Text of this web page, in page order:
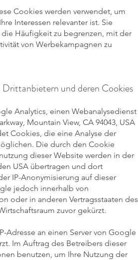
Cookies werden verwendet, um
Interessen relevanter ist. Sie
Häufigkeit zu begrenzen, mit der
von Werbekampagnen zu
und deren Cookies
Analytics, einen Webanalysedienst
Mountain View, CA 94043, USA
Cookies, die eine Analyse der
Die durch den Cookie
dieser Website werden in der
USA übertragen und dort
IP-Anonymisierung auf dieser
jedoch innerhalb von
oder in anderen Vertragsstaaten des
zuvor gekürzt.
Adresse an einen Server von Google
Im Auftrag des Betreibers dieser
benutzen, um Ihre Nutzung der